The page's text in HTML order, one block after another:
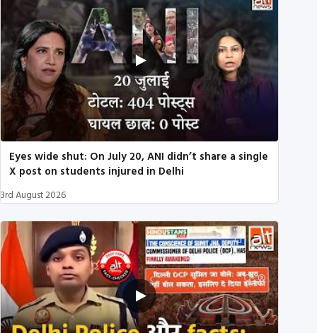
Eyes wide shut: On July 20, ANI didn’t share a single
X post on students injured in Delhi
3rd August 2026